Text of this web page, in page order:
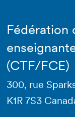
Fédération
(CTF/FCE)
300, rue
K1R 7S3